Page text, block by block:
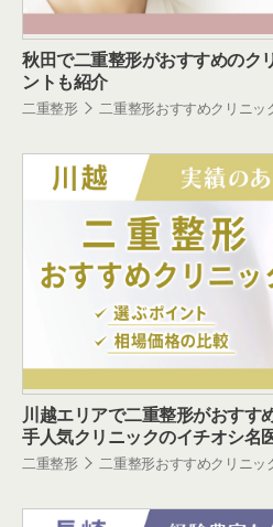
秋田で二重整形がおすすめのク
ントも紹介
二重整形 二重整形おすすめクリニッ
川越エリアで二重整形がおすす
手人気クリニックのイチオシ名
二重整形 二重整形おすすめクリニッ